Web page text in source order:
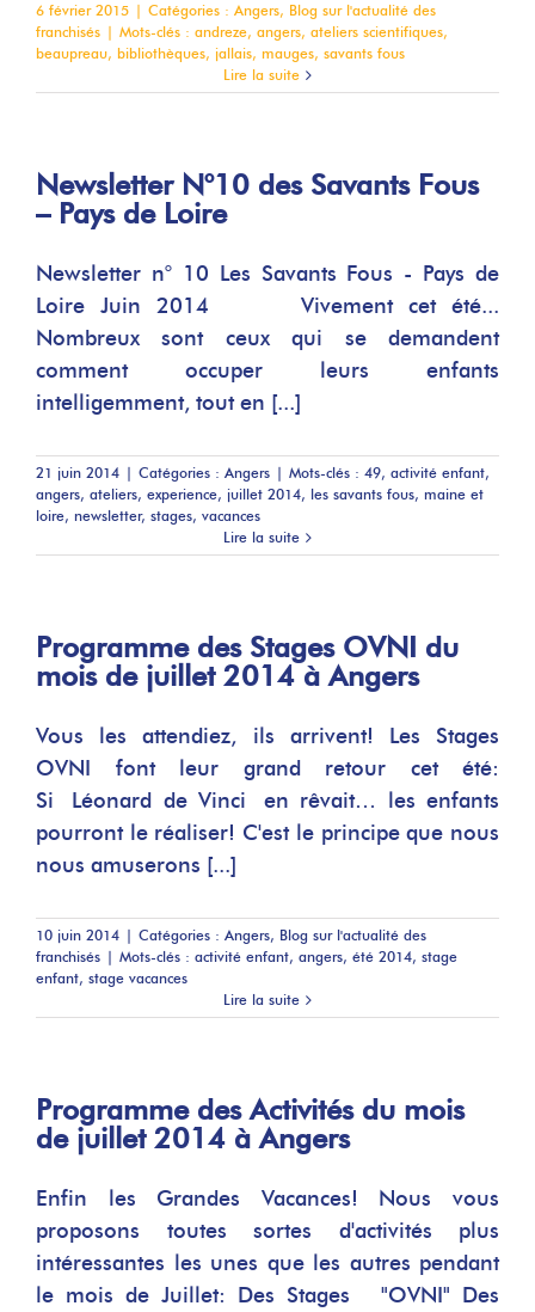
6 février 2015 | Catégories : Angers, Blog sur l'actualité des
franchisés | Mots-clés : andreze, angers, ateliers scientifiques,
beaupreau, bibliothèques, jallais, mauges, savants fous
Lire la suite
Newsletter N°10 des Savants Fous
– Pays de Loire
Newsletter n° 10 Les Savants Fous - Pays de
Loire Juin 2014 Vivement cet été...
Nombreux sont ceux qui se demandent
comment occuper leurs enfants
intelligemment, tout en [...]
21 juin 2014 | Catégories : Angers | Mots-clés : 49, activité enfant,
angers, ateliers, experience, juillet 2014, les savants fous, maine et
loire, newsletter, stages, vacances
Lire la suite
Programme des Stages OVNI du
mois de juillet 2014 à Angers
Vous les attendiez, ils arrivent! Les Stages
OVNI font leur grand retour cet été:
Si Léonard de Vinci en rêvait… les enfants
pourront le réaliser! C'est le principe que nous
nous amuserons [...]
10 juin 2014 | Catégories : Angers, Blog sur l'actualité des
franchisés | Mots-clés : activité enfant, angers, été 2014, stage
enfant, stage vacances
Lire la suite
Programme des Activités du mois
de juillet 2014 à Angers
Enfin les Grandes Vacances! Nous vous
proposons toutes sortes d'activités plus
intéressantes les unes que les autres pendant
le mois de Juillet: Des Stages "OVNI" Des